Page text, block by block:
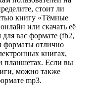
стоит ли
книгу «Тёмные
или скачать её
вас формате (fb2,
форматы отлично
книгах,
планшетах. Если вы
можно также
mp3.